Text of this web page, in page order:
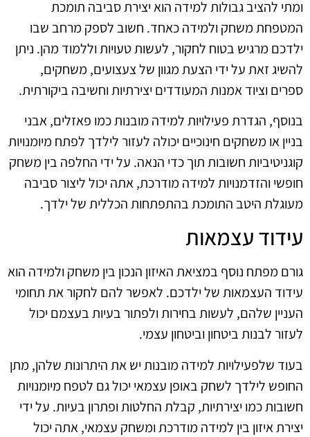
ומתי להציב גבולות למידה הוא יצירת סביבה תומכת
המטפחת משחק ולמידה כאחד. חשוב לספק מרחב שבו
ילדכם מרגיש בטוח לחקור, לעשות טעויות וללמוד מהן. ניתן
להשיג זאת על ידי הצעת מגוון של צעצועים, משחקים,
ספרים וציוד אמנות המעודדים יצירתיות וחשיבה ביקורתית.
בנוסף, הגדרת פעילויות למידה מובנות כמו פאזלים, אבני
בניין או משחקים חינוכיים יכולה לעזור לילדך לפתח מיומנויות
קוגניטיביות חשובות תוך כדי הנאה. על ידי החלפה בין משחק
חופשי והזדמנויות למידה מודרכת, אתה יכול ליצור סביבה
מעוגלת היטב התומכת בהתפתחות הכללית של ילדך.
עידוד עצמאות
גורם מפתח נוסף במציאת האיזון הנכון בין משחק ולמידה הוא
עידוד העצמאות של ילדכם. לאפשר להם לחקור את תחומי
העניין שלהם, לעשות בחירות ולפתור בעיות בעצמם יכול
לעזור לבנות ביטחון וביטחון עצמי.
בעוד שלפעילויות למידה מובנות יש את היתרונות שלהן, מתן
החופש לילדך לשחק באופן עצמאי יכול גם לטפח מיומנויות
חשובות כמו יצירתיות, קבלת החלטות ופתרון בעיות. על ידי
יצירת איזון בין למידה מודרכת ומשחק עצמאי, אתה יכול